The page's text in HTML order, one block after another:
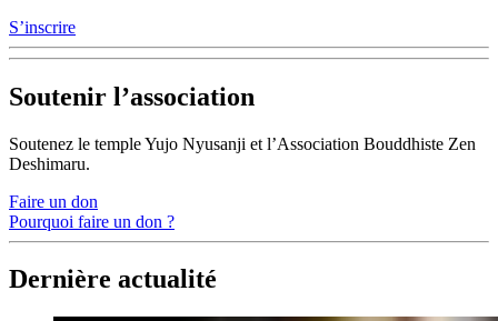
S’inscrire
Soutenir l’association
Soutenez le temple Yujo Nyusanji et l’Association Bouddhiste Zen
Deshimaru.
Faire un don
Pourquoi faire un don ?
Dernière actualité